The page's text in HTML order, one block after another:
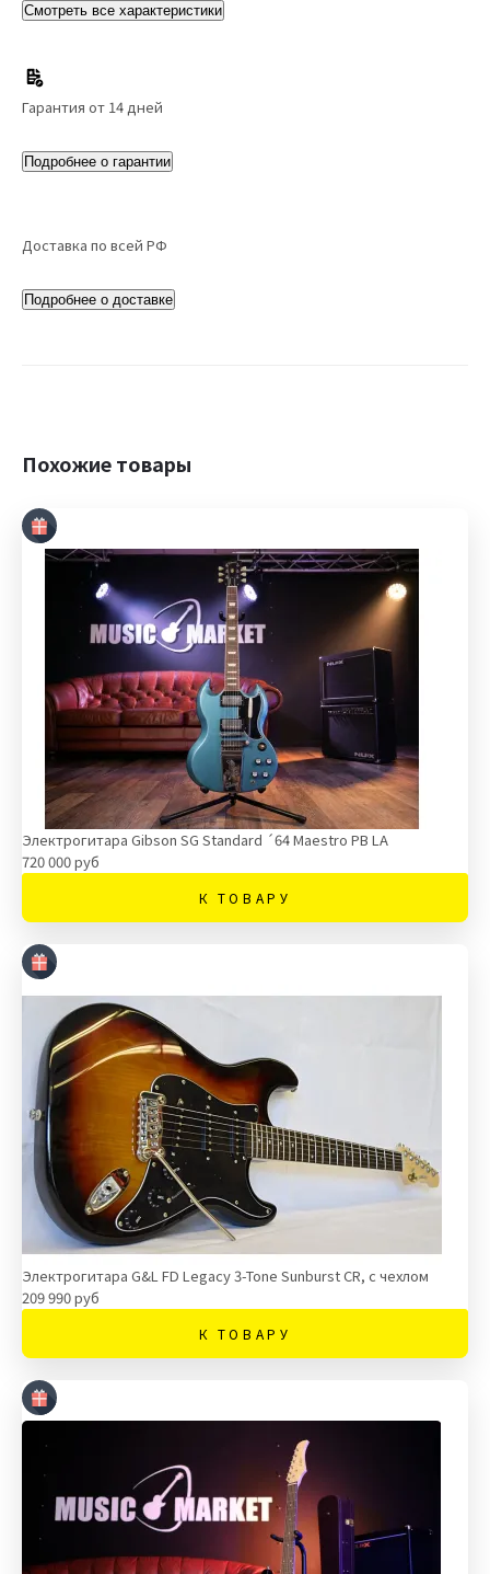
Смотреть все характеристики
Гарантия от 14 дней
Подробнее о гарантии
Доставка по всей РФ
Подробнее о доставке
Похожие товары
Электрогитара Gibson SG Standard ´64 Maestro PB LA
720 000 руб
К ТОВАРУ
Электрогитара G&L FD Legacy 3-Tone Sunburst CR, с чехлом
209 990 руб
К ТОВАРУ